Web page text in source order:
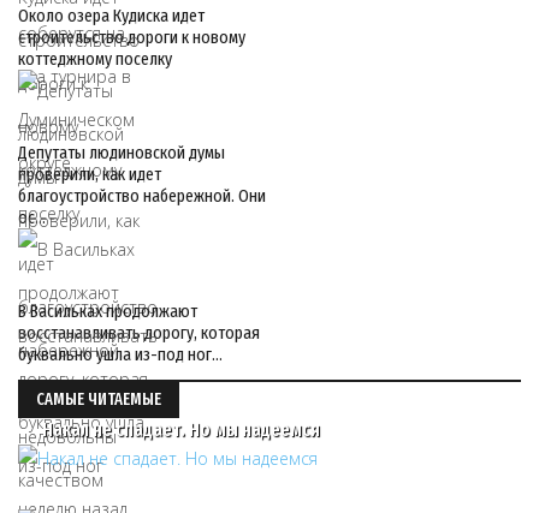
Около озера Кудиска идет
строительство дороги к новому
коттеджному поселку
Депутаты людиновской думы
проверили, как идет
благоустройство набережной. Они
ос…
В Васильках продолжают
восстанавливать дорогу, которая
буквально ушла из-под ног…
САМЫЕ ЧИТАЕМЫЕ
Накал не спадает. Но мы надеемся